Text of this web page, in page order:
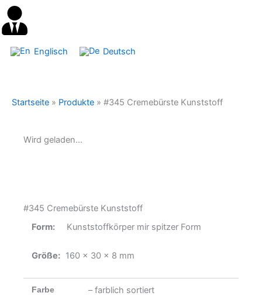
Englisch Deutsch
Startseite » Produkte » #345 Cremebürste Kunststoff
Wird geladen...
#345 Cremebürste Kunststoff
Form: Kunststoffkörper mir spitzer Form
Größe: 160 x 30 x 8 mm
Farbe
– farblich sortiert